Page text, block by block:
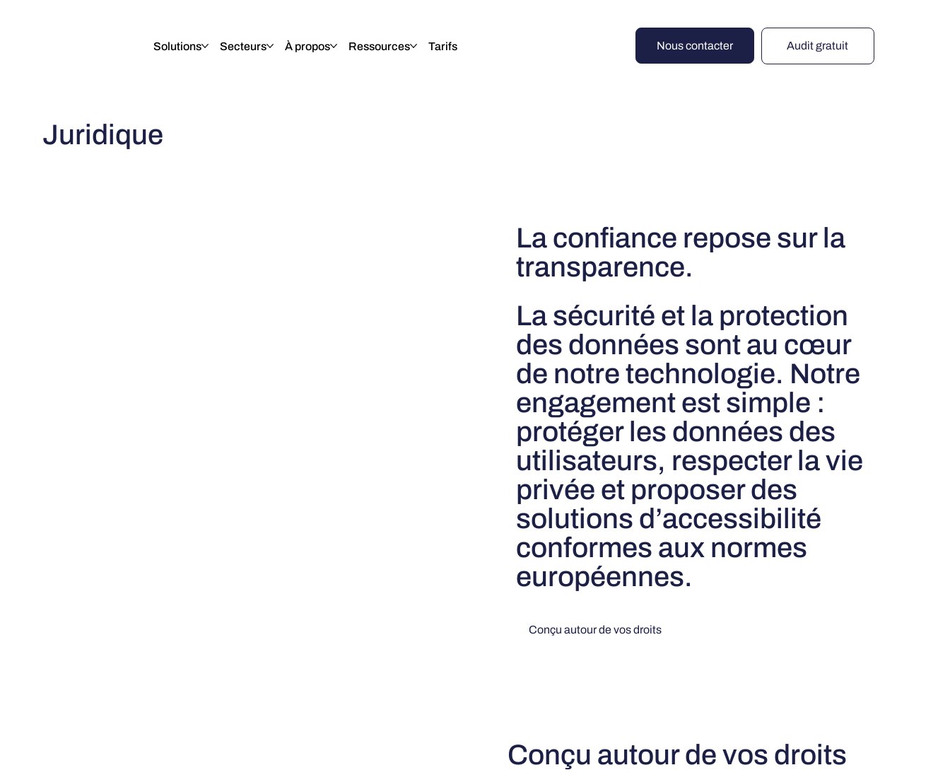
Solutions Secteurs À propos Ressources Tarifs Nous contacter Audit gratuit
Juridique
La confiance repose sur la
transparence.
La sécurité et la protection
des données sont au cœur
de notre technologie. Notre
engagement est simple :
protéger les données des
utilisateurs, respecter la vie
privée et proposer des
solutions d’accessibilité
conformes aux normes
européennes.
Conçu autour de vos droits
Conçu autour de vos droits